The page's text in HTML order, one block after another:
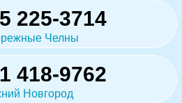
225-3714
Челны
418-9762
Новгород